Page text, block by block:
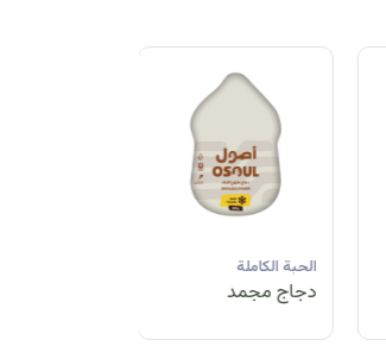
الحبة الكاملة
دجاج مجمد